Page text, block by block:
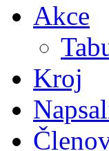
Akce
Kroj